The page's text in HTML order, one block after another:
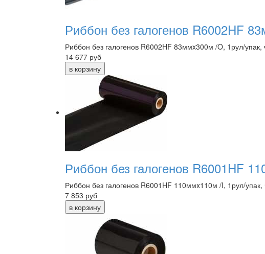
Риббон без галогенов R6002HF
Риббон без галогенов R6002HF 83ммx300м /O, 1рул/упак,
14 677 руб
Риббон без галогенов R6001HF
Риббон без галогенов R6001HF 110ммx110м /I, 1рул/
7 853 руб